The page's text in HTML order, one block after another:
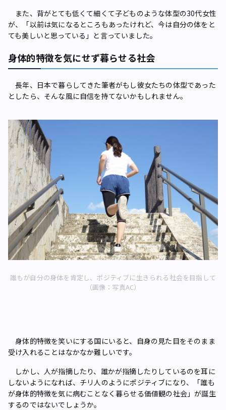
また、背がとても低くて細くて子どものような体型の30代女性
が、「以前は気になるところもあったけれど、今は自分の体をと
ても美しいと思っている」と言っていました。
身体的特徴を気にせず暮らせる社会
長年、日本で暮らしてきた筆者がもし彼女たちの体型であった
としたら、そんな風に自信を持てないかもしれません。
誰もが自分の身体を肯定し、ポジティブに生きられる社会を目指して
（画像：写真AC）
身体的特徴を笑いにする国にいると、自身の見た目をそのまま
受け入れることはなかなか難しいです。
しかし、人が指摘したり、誰かが指摘したりしているのを耳に
しないようになれば、チリ人のようにポジティブになり、「誰も
が身体的特徴を気に病むことなく暮らせる価値観の社会」が誕生
するのではないでしょうか。